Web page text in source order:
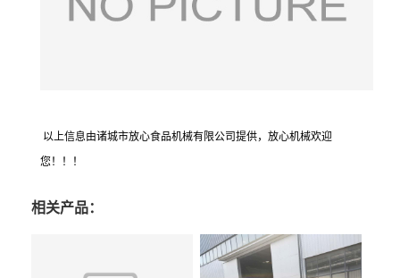
以上信息由诸城市放心食品机械有限公司提供，放心机械欢迎
您！！！
相关产品：